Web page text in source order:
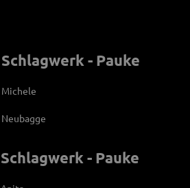
Schlagwerk - Pauke
Michele
Neubagge
Schlagwerk - Pauke